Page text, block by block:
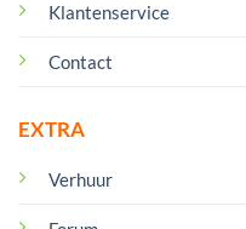
Klantenservice
Contact
EXTRA
Verhuur